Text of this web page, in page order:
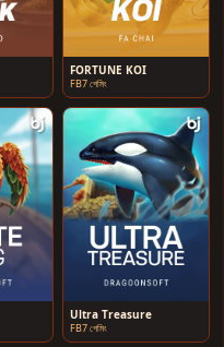
FORTUNE KOI
FB7 গেমিং
Ultra Treasure
FB7 গেমিং